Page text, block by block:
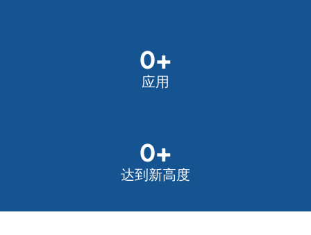
应用
0+
达到新高度
0+